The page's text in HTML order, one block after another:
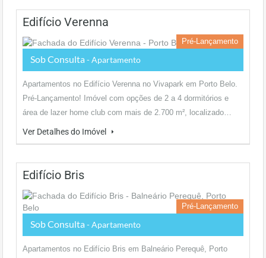
Edifício Verenna
Pré-Lançamento
Sob Consulta - Apartamento
Apartamentos no Edifício Verenna no Vivapark em Porto Belo.
Pré-Lançamento! Imóvel com opções de 2 a 4 dormitórios e
área de lazer home club com mais de 2.700 m², localizado…
Ver Detalhes do Imóvel
Edifício Bris
Pré-Lançamento
Sob Consulta - Apartamento
Apartamentos no Edifício Bris em Balneário Perequê, Porto